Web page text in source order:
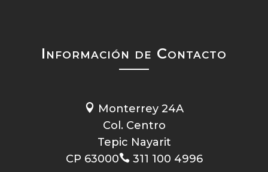
Información de Contacto
 Monterrey 24A
Col. Centro
Tepic Nayarit
CP 63000311 100 4996